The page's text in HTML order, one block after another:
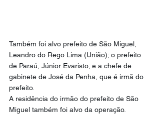
Também foi alvo prefeito de São Miguel,
Leandro do Rego Lima (União); o prefeito
de Paraú, Júnior Evaristo; e a chefe de
gabinete de José da Penha, que é irmã do
prefeito.
A residência do irmão do prefeito de São
Miguel também foi alvo da operação.